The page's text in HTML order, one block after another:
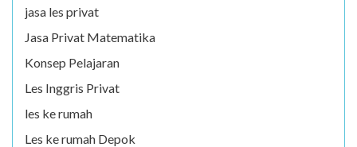
jasa les privat
Jasa Privat Matematika
Konsep Pelajaran
Les Inggris Privat
les ke rumah
Les ke rumah Depok